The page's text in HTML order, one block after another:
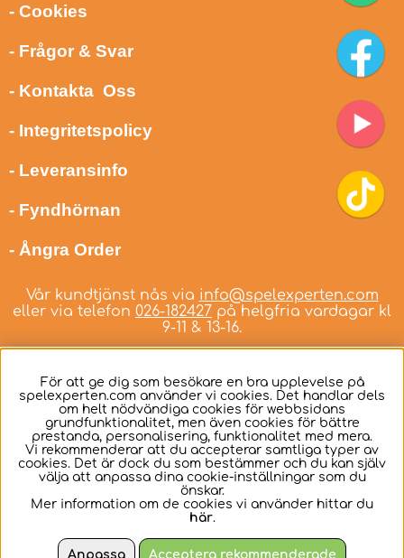
- Cookies
- Frågor & Svar
- Kontakta Oss
- Integritetspolicy
- Leveransinfo
- Fyndhörnan
- Ångra Order
Vår kundtjänst nås via info@spelexperten.com
eller via telefon 026-182427 på helgfria vardagar kl
9-11 & 13-16.
Svenska
För att ge dig som besökare en bra upplevelse på
spelexperten.com använder vi cookies. Det handlar dels
om helt nödvändiga cookies för webbsidans
grundfunktionalitet, men även cookies för bättre
prestanda, personalisering, funktionalitet med mera.
Vi rekommenderar att du accepterar samtliga typer av
cookies. Det är dock du som bestämmer och du kan själv
välja att anpassa dina cookie-inställningar som du
önskar.
Mer information om de cookies vi använder hittar du
här.
Anpassa Acceptera rekommenderade